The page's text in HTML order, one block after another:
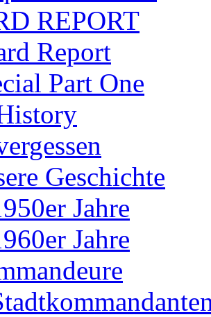
REPORT
Report
Part One
Geschichte
Jahre
Jahre